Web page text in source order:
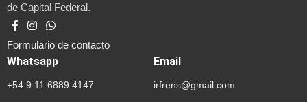
de Capital Federal.
Formulario de contacto
Whatsapp
+54 9 11 6889 4147
Email
irfrens@gmail.com